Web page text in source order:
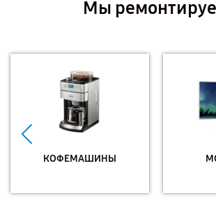
Мы
КОФЕМАШИНЫ